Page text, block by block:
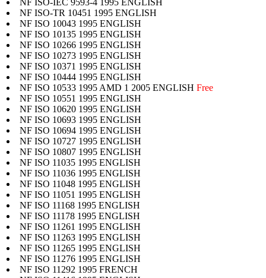
NF ISO-TR 10451 1995 ENGLISH
NF ISO 10043 1995 ENGLISH
NF ISO 10135 1995 ENGLISH
NF ISO 10266 1995 ENGLISH
NF ISO 10273 1995 ENGLISH
NF ISO 10371 1995 ENGLISH
NF ISO 10444 1995 ENGLISH
NF ISO 10533 1995 AMD 1 2005 ENGLISH Free
NF ISO 10551 1995 ENGLISH
NF ISO 10620 1995 ENGLISH
NF ISO 10693 1995 ENGLISH
NF ISO 10694 1995 ENGLISH
NF ISO 10727 1995 ENGLISH
NF ISO 10807 1995 ENGLISH
NF ISO 11035 1995 ENGLISH
NF ISO 11036 1995 ENGLISH
NF ISO 11048 1995 ENGLISH
NF ISO 11051 1995 ENGLISH
NF ISO 11168 1995 ENGLISH
NF ISO 11178 1995 ENGLISH
NF ISO 11261 1995 ENGLISH
NF ISO 11263 1995 ENGLISH
NF ISO 11265 1995 ENGLISH
NF ISO 11276 1995 ENGLISH
NF ISO 11292 1995 FRENCH